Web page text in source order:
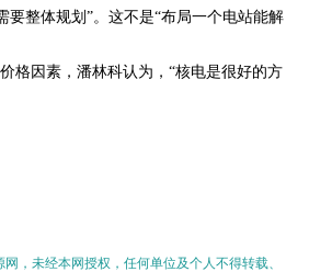
整体规划”。这不是“布局一个电站能解
格因素，潘林科认为，“核电是很好的方
，未经本网授权，任何单位及个人不得转载、